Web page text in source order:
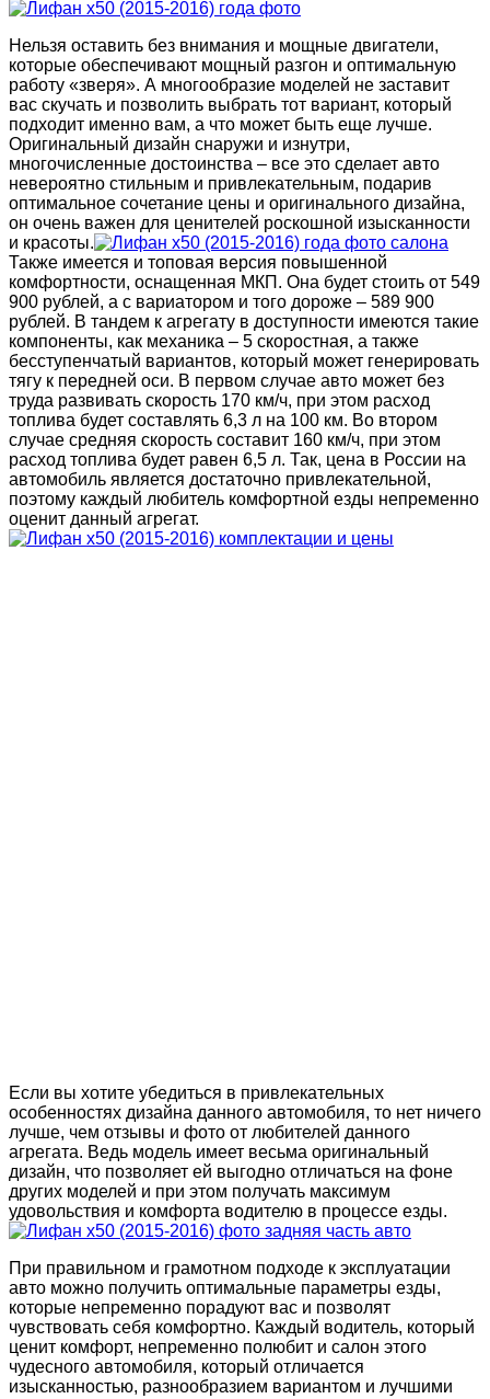
Нельзя оставить без внимания и мощные двигатели,
которые обеспечивают мощный разгон и оптимальную
работу «зверя». А многообразие моделей не заставит
вас скучать и позволить выбрать тот вариант, который
подходит именно вам, а что может быть еще лучше.
Оригинальный дизайн снаружи и изнутри,
многочисленные достоинства – все это сделает авто
невероятно стильным и привлекательным, подарив
оптимальное сочетание цены и оригинального дизайна,
он очень важен для ценителей роскошной изысканности
и красоты.
Также имеется и топовая версия повышенной
комфортности, оснащенная МКП. Она будет стоить от 549
900 рублей, а с вариатором и того дороже – 589 900
рублей. В тандем к агрегату в доступности имеются такие
компоненты, как механика – 5 скоростная, а также
бесступенчатый вариантов, который может генерировать
тягу к передней оси. В первом случае авто может без
труда развивать скорость 170 км/ч, при этом расход
топлива будет составлять 6,3 л на 100 км. Во втором
случае средняя скорость составит 160 км/ч, при этом
расход топлива будет равен 6,5 л. Так, цена в России на
автомобиль является достаточно привлекательной,
поэтому каждый любитель комфортной езды непременно
оценит данный агрегат.
Если вы хотите убедиться в привлекательных
особенностях дизайна данного автомобиля, то нет ничего
лучше, чем отзывы и фото от любителей данного
агрегата. Ведь модель имеет весьма оригинальный
дизайн, что позволяет ей выгодно отличаться на фоне
других моделей и при этом получать максимум
удовольствия и комфорта водителю в процессе езды.
При правильном и грамотном подходе к эксплуатации
авто можно получить оптимальные параметры езды,
которые непременно порадуют вас и позволят
чувствовать себя комфортно. Каждый водитель, который
ценит комфорт, непременно полюбит и салон этого
чудесного автомобиля, который отличается
изысканностью, разнообразием вариантом и лучшими